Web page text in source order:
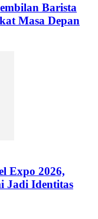
Barista
Masa Depan
Expo 2026,
Jadi Identitas